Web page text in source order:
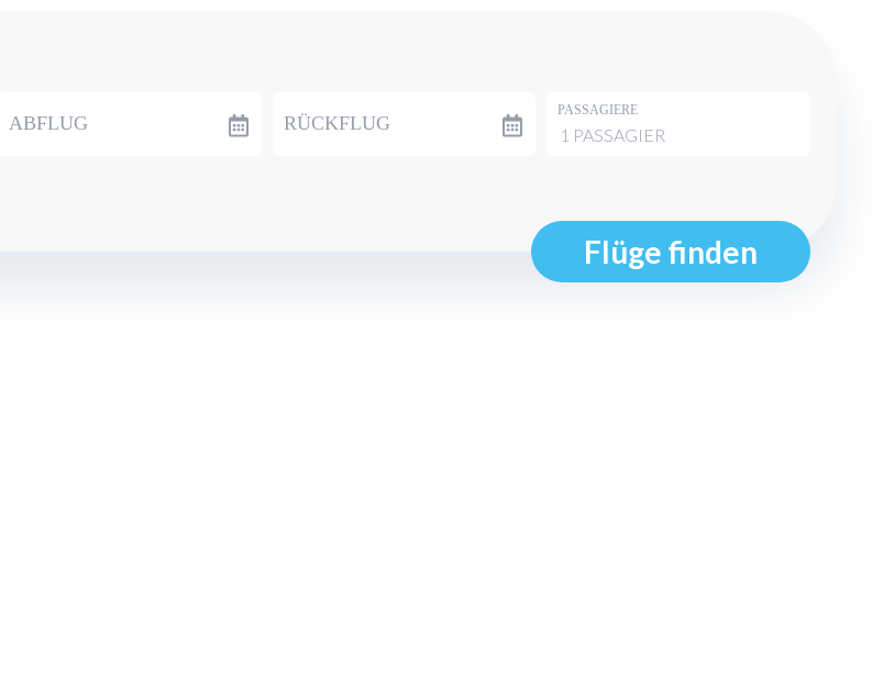
ABFLUG RÜCKFLUG
PASSAGIERE